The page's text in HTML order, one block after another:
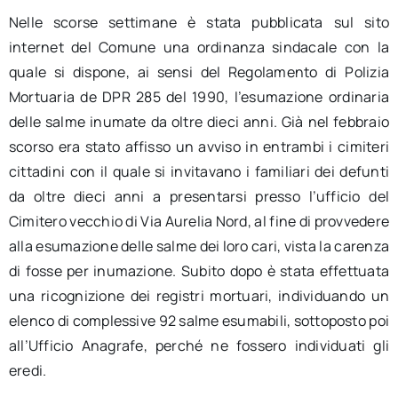
Nelle scorse settimane è stata pubblicata sul sito
internet del Comune una ordinanza sindacale con la
quale si dispone, ai sensi del Regolamento di Polizia
Mortuaria de DPR 285 del 1990, l’esumazione ordinaria
delle salme inumate da oltre dieci anni. Già nel febbraio
scorso era stato affisso un avviso in entrambi i cimiteri
cittadini con il quale si invitavano i familiari dei defunti
da oltre dieci anni a presentarsi presso l’ufficio del
Cimitero vecchio di Via Aurelia Nord, al fine di provvedere
alla esumazione delle salme dei loro cari, vista la carenza
di fosse per inumazione. Subito dopo è stata effettuata
una ricognizione dei registri mortuari, individuando un
elenco di complessive 92 salme esumabili, sottoposto poi
all’Ufficio Anagrafe, perché ne fossero individuati gli
eredi.